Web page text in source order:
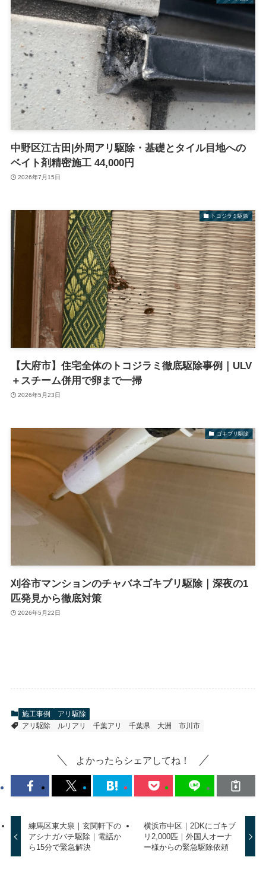
中野区江古田|外周アリ駆除・基礎とタイル目地への
ベイト剤精密施工 44,000円
2026年7月15日
トコジラミ駆除
【大府市】住宅全体のトコジラミ徹底駆除事例｜ULV
＋スチーム併用で卵まで一掃
2026年5月23日
ゴキブリ駆除
刈谷市マンションのチャバネゴキブリ駆除｜深夜の1
匹発見から徹底対策
2026年5月22日
施工事例
アリ駆除
アリ駆除
ルリアリ 千葉アリ 千葉県 大洲 市川市
よかったらシェアしてね！
練馬区東大泉｜玄関軒下の
アシナガバチ駆除｜電話か
ら15分で緊急解決
横浜市中区｜2DKにゴキブ
リ2,000匹｜外国人オーナ
ー様からの緊急駆除依頼